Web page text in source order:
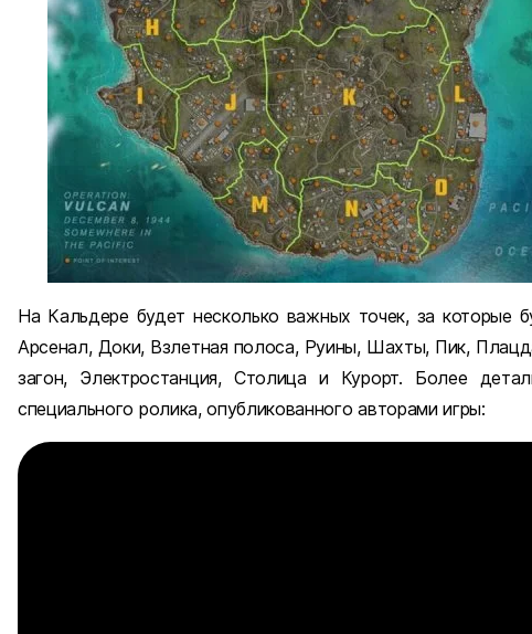
На Кальдере будет несколько важных точек, за которые
Арсенал, Доки, Взлетная полоса, Руины, Шахты, Пик,
загон, Электростанция, Столица и Курорт. Более
специального ролика, опубликованного авторами игры: